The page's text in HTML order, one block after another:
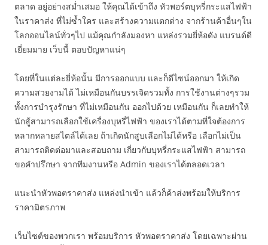
ตลาด อยู่อย่างสม่ำเสมอ ให้คุณได้เข้าถึง หัวพอร์ตบุหรี่กระแสไฟฟ้า
ในราคาส่ง ที่ไม่ซ้ำใคร และสร้างความแตกต่าง จากร้านค้าอื่นๆใน
โลกออนไลน์ทั่วๆไป แม้คุณกำลังมองหา แหล่งรวมยี่ห้อดัง แบรนด์ดี
เยี่ยมมาย เว็บนี้ ตอบปัญหาแน่ๆ
โดยที่ในแต่ละยี่ห้อนั้น มีการออกแบบ และก็ดีไซน์ออกมา ให้เกิด
ความสวยงามได้ ไม่เหมือนกันบรรเจิดรวมทั้ง การใช้งานต่างๆรวม
ทั้งการบำรุงรักษา ที่ไม่เหมือนกัน ออกไปด้วย เหมือนกัน ก็เลยทำให้
นักสู้สามารถเลือกใช้เครื่องบุหรี่ไฟฟ้า ของเราได้ตามที่ใจต้องการ
หลากหลายสไตล์ได้เลย ถ้าเกิดนักสูบเลือกไม่ได้หรือ เลือกไม่เป็น
สามารถติดต่อมาและสอบถาม เกี่ยวกับบุหรี่กระแสไฟฟ้า สามารถ
ขอคำปรึกษา จากทีมงานหรือ Admin ของเราได้ตลอดเวลา
แนะนำหัวพอตราคาส่ง แหล่งนำเข้า แล้วก็ค้าส่งพร้อมให้บริการ
ราคามิตรภาพ
เว็บไซต์ของพวกเรา พร้อมบริการ หัวพอตราคาส่ง โดยเฉพาะผ่าน